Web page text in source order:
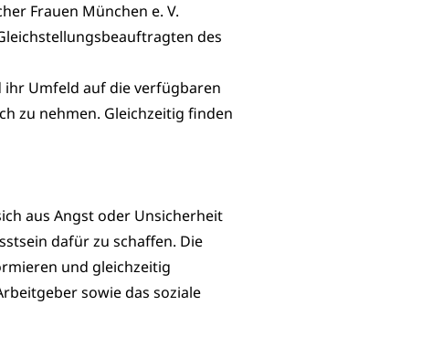
Frauen München e. V.
des
ihr Umfeld auf die verfügbaren
zu nehmen. Gleichzeitig finden
aus Angst oder Unsicherheit
dafür zu schaffen. Die
und gleichzeitig
sowie das soziale